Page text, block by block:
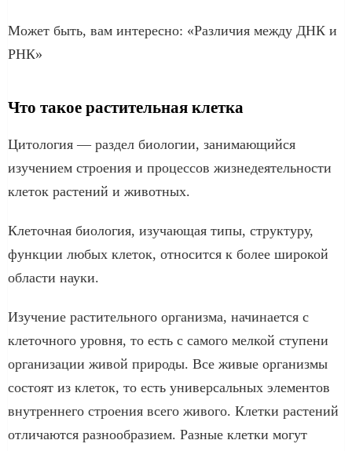
Может быть, вам интересно: «Различия между ДНК и
РНК»
Что такое растительная клетка
Цитология — раздел биологии, занимающийся
изучением строения и процессов жизнедеятельности
клеток растений и животных.
Клеточная биология, изучающая типы, структуру,
функции любых клеток, относится к более широкой
области науки.
Изучение растительного организма, начинается с
клеточного уровня, то есть с самого мелкой ступени
организации живой природы. Все живые организмы
состоят из клеток, то есть универсальных элементов
внутреннего строения всего живого. Клетки растений
отличаются разнообразием. Разные клетки могут